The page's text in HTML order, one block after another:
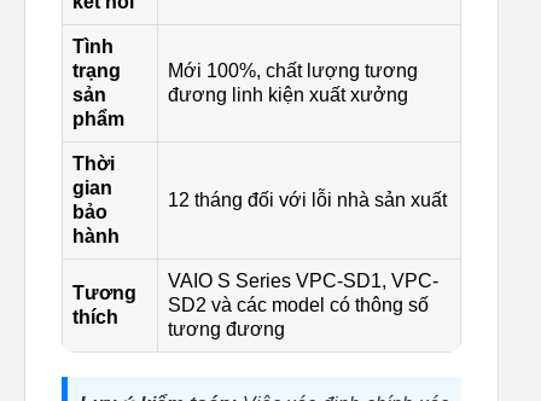
Tình
trạng
sản
phẩm
Mới 100%, chất lượng tương
đương linh kiện xuất xưởng
Thời
gian
bảo
hành
12 tháng đối với lỗi nhà sản xuất
Tương
thích
VAIO S Series VPC-SD1, VPC-
SD2 và các model có thông số
tương đương